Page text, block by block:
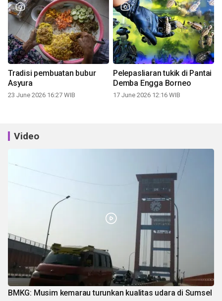
Tradisi pembuatan bubur
Asyura
23 June 2026 16:27 WIB
Pelepasliaran tukik di Pantai
Demba Engga Borneo
17 June 2026 12:16 WIB
Video
BMKG: Musim kemarau turunkan kualitas udara di Sumsel